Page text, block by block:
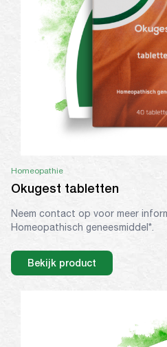
Homeopathie
Okugest tabletten
Neem contact op voor meer
Homeopathisch geneesmiddel*.
Bekijk product